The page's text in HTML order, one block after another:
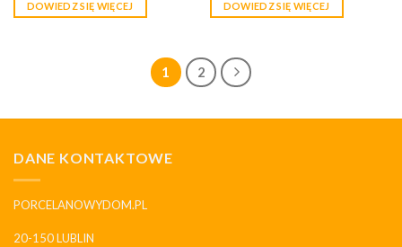
DOWIEDZ SIĘ WIĘCEJ DOWIEDZ SIĘ WIĘCEJ
1 2
DANE KONTAKTOWE
PORCELANOWYDOM.PL
20-150 LUBLIN